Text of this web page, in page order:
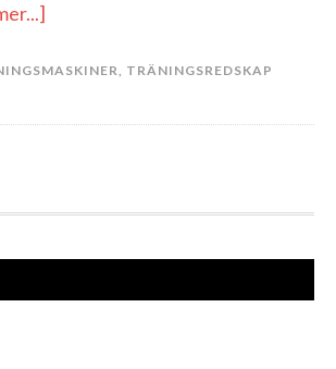
Hemmagym
, TRÄNINGSREDSKAP